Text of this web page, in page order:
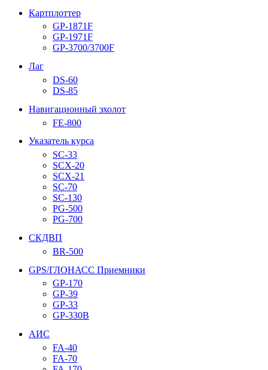
Картплоттер
GP-1871F
GP-1971F
GP-3700/3700F
Лаг
DS-60
DS-85
Навигационный эхолот
FE-800
Указатель курса
SC-33
SCX-20
SCX-21
SC-70
SC-130
PG-500
PG-700
СКДВП
BR-500
GPS/ГЛОНАСС Приемники
GP-170
GP-39
GP-33
GP-330B
АИС
FA-40
FA-70